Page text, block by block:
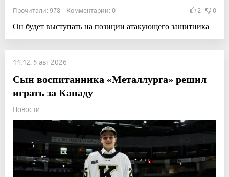
Прочитали: 978 Комментарии: 0 2 0
Он будет выступать на позиции атакующего защитника
14:12, 5 авг 2026
Сын воспитанника «Металлурга» решил
играть за Канаду
Новости